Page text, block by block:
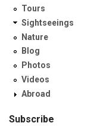
Tours
Sightseeings
Nature
Blog
Photos
Videos
Abroad
Subscribe